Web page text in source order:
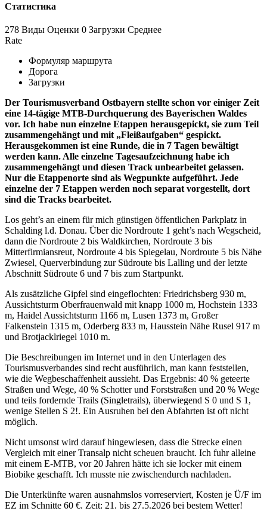
Статистика
278 Виды Оценки 0 Загрузки Среднее
Rate
Формуляр маршрута
Дорога
Загрузки
Der Tourismusverband Ostbayern stellte schon vor einiger Zeit
eine 14-tägige MTB-Durchquerung des Bayerischen Waldes
vor. Ich habe nun einzelne Etappen herausgepickt, sie zum Teil
zusammengehängt und mit „Fleißaufgaben“ gespickt.
Herausgekommen ist eine Runde, die in 7 Tagen bewältigt
werden kann. Alle einzelne Tagesaufzeichnung habe ich
zusammengehängt und diesen Track unbearbeitet gelassen.
Nur die Etappenorte sind als Wegpunkte aufgeführt. Jede
einzelne der 7 Etappen werden noch separat vorgestellt, dort
sind die Tracks bearbeitet.
Los geht’s an einem für mich günstigen öffentlichen Parkplatz in
Schalding l.d. Donau. Über die Nordroute 1 geht’s nach Wegscheid,
dann die Nordroute 2 bis Waldkirchen, Nordroute 3 bis
Mitterfirmiansreut, Nordroute 4 bis Spiegelau, Nordroute 5 bis Nähe
Zwiesel, Querverbindung zur Südroute bis Lalling und der letzte
Abschnitt Südroute 6 und 7 bis zum Startpunkt.
Als zusätzliche Gipfel sind eingeflochten: Friedrichsberg 930 m,
Aussichtsturm Oberfrauenwald mit knapp 1000 m, Hochstein 1333
m, Haidel Aussichtsturm 1166 m, Lusen 1373 m, Großer
Falkenstein 1315 m, Oderberg 833 m, Hausstein Nähe Rusel 917 m
und Brotjacklriegel 1010 m.
Die Beschreibungen im Internet und in den Unterlagen des
Tourismusverbandes sind recht ausführlich, man kann feststellen,
wie die Wegbeschaffenheit aussieht. Das Ergebnis: 40 % geteerte
Straßen und Wege, 40 % Schotter und Forststraßen und 20 % Wege
und teils fordernde Trails (Singletrails), überwiegend S 0 und S 1,
wenige Stellen S 2!. Ein Ausruhen bei den Abfahrten ist oft nicht
möglich.
Nicht umsonst wird darauf hingewiesen, dass die Strecke einen
Vergleich mit einer Transalp nicht scheuen braucht. Ich fuhr alleine
mit einem E-MTB, vor 20 Jahren hätte ich sie locker mit einem
Biobike geschafft. Ich musste nie zwischendurch nachladen.
Die Unterkünfte waren ausnahmslos vorreserviert, Kosten je Ü/F im
EZ im Schnitte 60 €. Zeit: 21. bis 27.5.2026 bei bestem Wetter!